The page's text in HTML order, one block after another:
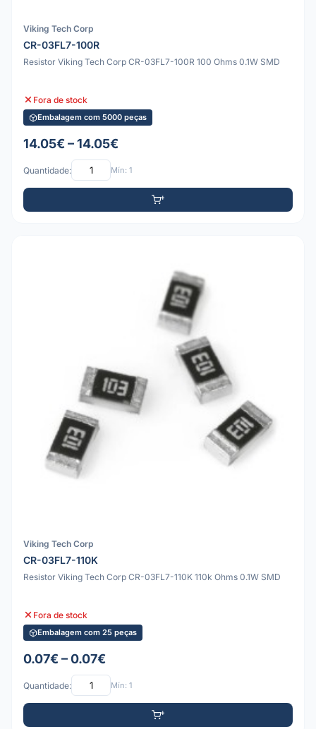
Viking Tech Corp
CR-03FL7-100R
Resistor Viking Tech Corp CR-03FL7-100R 100 Ohms 0.1W SMD
Fora de stock
Embalagem com 5000 peças
14.05€ – 14.05€
Quantidade: Mín: 1
Viking Tech Corp
CR-03FL7-110K
Resistor Viking Tech Corp CR-03FL7-110K 110k Ohms 0.1W SMD
Fora de stock
Embalagem com 25 peças
0.07€ – 0.07€
Quantidade: Mín: 1